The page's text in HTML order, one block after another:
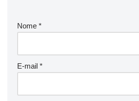
Nome *
E-mail *